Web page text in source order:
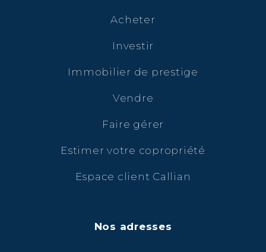
Acheter
Investir
Immobilier de prestige
Vendre
Faire gérer
Estimer votre copropriété
Espace client Callian
Nos adresses